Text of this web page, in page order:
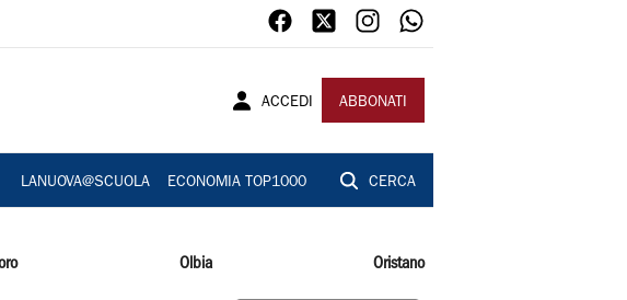
ACCEDI ABBONATI
LANUOVA@SCUOLA ECONOMIA TOP1000 CERCA
Olbia Oristano